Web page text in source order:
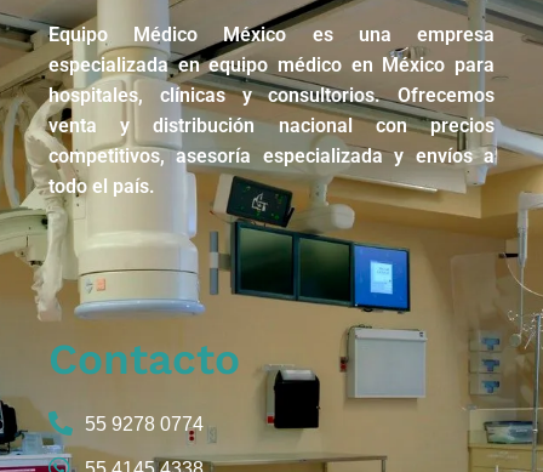
Equipo Médico México es una empresa
especializada en equipo médico en México para
hospitales, clínicas y consultorios. Ofrecemos
venta y distribución nacional con precios
competitivos, asesoría especializada y envíos a
todo el país.
Contacto
55 9278 0774